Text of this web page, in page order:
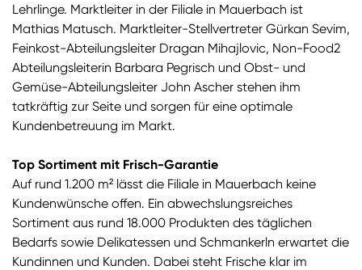
Lehrlinge. Marktleiter in der Filiale in Mauerbach ist
Mathias Matusch. Marktleiter-Stellvertreter Gürkan Sevim,
Feinkost-Abteilungsleiter Dragan Mihajlovic, Non-Food2
Abteilungsleiterin Barbara Pegrisch und Obst- und
Gemüse-Abteilungsleiter John Ascher stehen ihm
tatkräftig zur Seite und sorgen für eine optimale
Kundenbetreuung im Markt.
Top Sortiment mit Frisch-Garantie
Auf rund 1.200 m² lässt die Filiale in Mauerbach keine
Kundenwünsche offen. Ein abwechslungsreiches
Sortiment aus rund 18.000 Produkten des täglichen
Bedarfs sowie Delikatessen und Schmankerln erwartet die
Kundinnen und Kunden. Dabei steht Frische klar im